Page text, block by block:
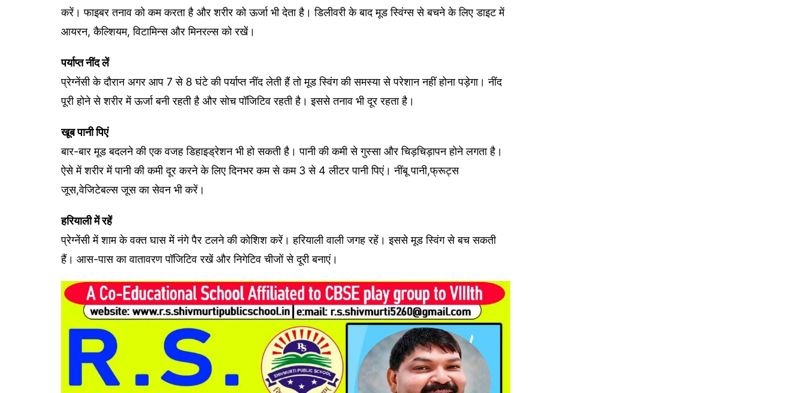
करें। फाइबर तनाव को कम करता है और शरीर को ऊर्जा भी देता है। ड‍िलीवरी के बाद मूड स्‍व‍िंग्‍स से बचने के लिए डाइट में
आयरन, कैल्‍श‍ियम, व‍िटाम‍िन्‍स और म‍िनरल्‍स को रखें।
पर्याप्त नींद लें
प्रेग्नेंसी के दौरान अगर आप 7 से 8 घंटे की पर्याप्त नींद लेती हैं तो मूड स्‍व‍िंग की समस्या से परेशान नहीं होना पड़ेगा। नींद
पूरी होने से शरीर में ऊर्जा बनी रहती है और सोच पॉजिटिव रहती है। इससे तनाव भी दूर रहता है।
खूब पानी पिएं
बार-बार मूड बदलने की एक वजह ड‍िहाइड्रेशन भी हो सकती है। पानी की कमी से गुस्सा और चिड़चिड़ापन होने लगता है।
ऐसे में शरीर में पानी की कमी दूर करने के ल‍िए द‍िनभर कम से कम 3 से 4 लीटर पानी पिएं। नींबू पानी,फ्रूट्स
जूस,वेजिटेबल्स जूस का सेवन भी करें।
हर‍ियाली में रहें
प्रेग्नेंसी में शाम के वक्त घास में नंगे पैर टलने की कोशिश करें। हरियाली वाली जगह रहें। इससे मूड स्विंग से बच सकती
हैं। आस-पास का वातावरण पॉजिटिव रखें और निगेटिव चीजों से दूरी बनाएं।